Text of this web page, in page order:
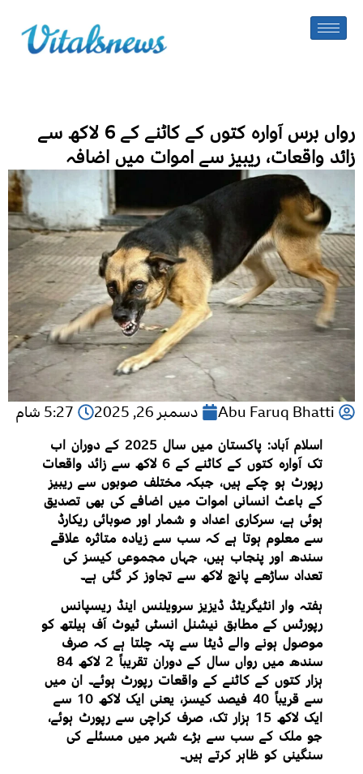
رواں برس آوارہ کتوں کے کاٹنے کے 6 لاکھ سے
زائد واقعات، ریبیز سے اموات میں اضافہ
Abu Faruq Bhatti دسمبر 26, 2025 5:27 شام
اسلام آباد: پاکستان میں سال 2025 کے دوران اب
تک آوارہ کتوں کے کاٹنے کے 6 لاکھ سے زائد واقعات
رپورٹ ہو چکے ہیں، جبکہ مختلف صوبوں سے ریبیز
کے باعث انسانی اموات میں اضافے کی بھی تصدیق
ہوئی ہے، سرکاری اعداد و شمار اور صوبائی ریکارڈ
سے معلوم ہوتا ہے کہ سب سے زیادہ متاثرہ علاقے
سندھ اور پنجاب ہیں، جہاں مجموعی کیسز کی
تعداد ساڑھے پانچ لاکھ سے تجاوز کر گئی ہے۔
ہفتہ وار انٹیگریٹڈ ڈیزیز سرویلنس اینڈ ریسپانس
رپورٹس کے مطابق نیشنل انسٹی ٹیوٹ آف ہیلتھ کو
موصول ہونے والے ڈیٹا سے پتہ چلتا ہے کہ صرف
سندھ میں رواں سال کے دوران تقریباً 2 لاکھ 84
ہزار کتوں کے کاٹنے کے واقعات رپورٹ ہوئے۔ ان میں
سے قریباً 40 فیصد کیسز، یعنی ایک لاکھ 10 سے
ایک لاکھ 15 ہزار تک، صرف کراچی سے رپورٹ ہوئے،
جو ملک کے سب سے بڑے شہر میں مسئلے کی
سنگینی کو ظاہر کرتے ہیں۔